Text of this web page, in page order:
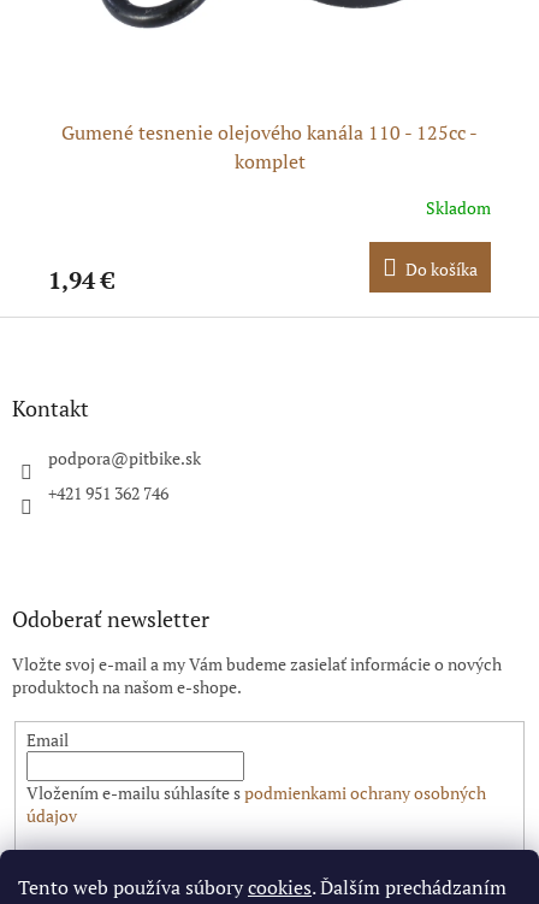
Tento web používa súborycookies. Ďalším prechádzaním
Gumené tesnenie olejového kanála 110 - 125cc -
komplet
Skladom
1,94 € Do košíka
Z
Kontakt
podpora@pitbike.sk
+421 951 362 746
Odoberať newsletter
Vložte svoj e-mail a my Vám budeme zasielať informácie o nových
produktoch na našom e-shope.
Email
Vložením e-mailu súhlasíte spodmienkami ochrany osobných
údajov